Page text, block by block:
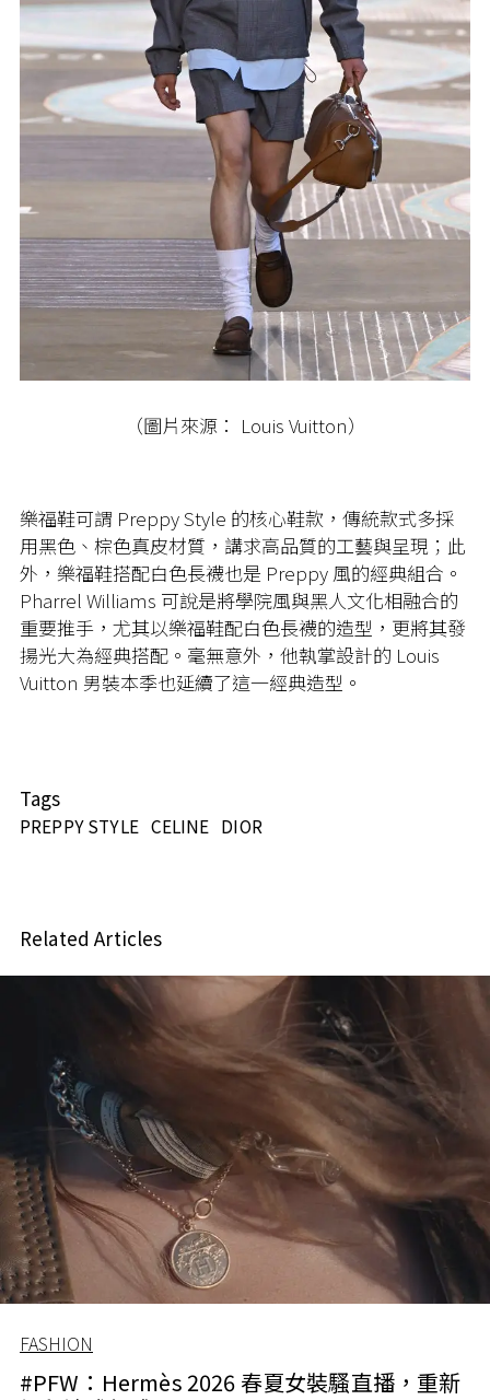
（圖片來源： Louis Vuitton）
樂福鞋可謂 Preppy Style 的核心鞋款，傳統款式多採
用黑色、棕色真皮材質，講求高品質的工藝與呈現；此
外，樂福鞋搭配白色長襪也是 Preppy 風的經典組合。
Pharrel Williams 可說是將學院風與黑人文化相融合的
重要推手，尤其以樂福鞋配白色長襪的造型，更將其發
揚光大為經典搭配。毫無意外，他執掌設計的 Louis
Vuitton 男裝本季也延續了這一經典造型。
Tags
PREPPY STYLE CELINE DIOR
Related Articles
FASHION
#PFW：Hermès 2026 春夏女裝騷直播，重新